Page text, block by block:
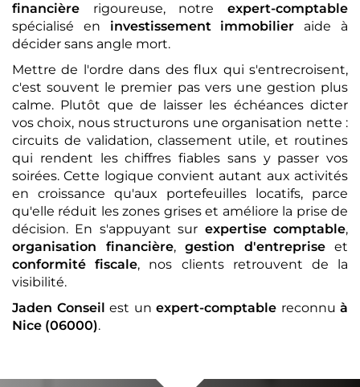
financière rigoureuse, notre expert-comptable
spécialisé en investissement immobilier aide à
décider sans angle mort.
Mettre de l'ordre dans des flux qui s'entrecroisent,
c'est souvent le premier pas vers une gestion plus
calme. Plutôt que de laisser les échéances dicter
vos choix, nous structurons une organisation nette :
circuits de validation, classement utile, et routines
qui rendent les chiffres fiables sans y passer vos
soirées. Cette logique convient autant aux activités
en croissance qu'aux portefeuilles locatifs, parce
qu'elle réduit les zones grises et améliore la prise de
décision. En s'appuyant sur expertise comptable,
organisation financière, gestion d'entrepriseet
conformité fiscale, nos clients retrouvent de la
visibilité.
Jaden Conseil est un expert-comptable reconnu à
Nice (06000).